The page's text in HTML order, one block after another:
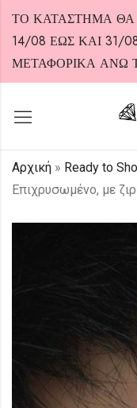
ΤΟ ΚΑΤΑΣΤΗΜΑ ΘΑ
14/08 ΕΩΣ ΚΑΙ 31/
ΜΕΤΑΦΟΡΙΚΑ ΑΝΩ
Αρχική » Ready to
Επιχρυσωμένο, με
HOT